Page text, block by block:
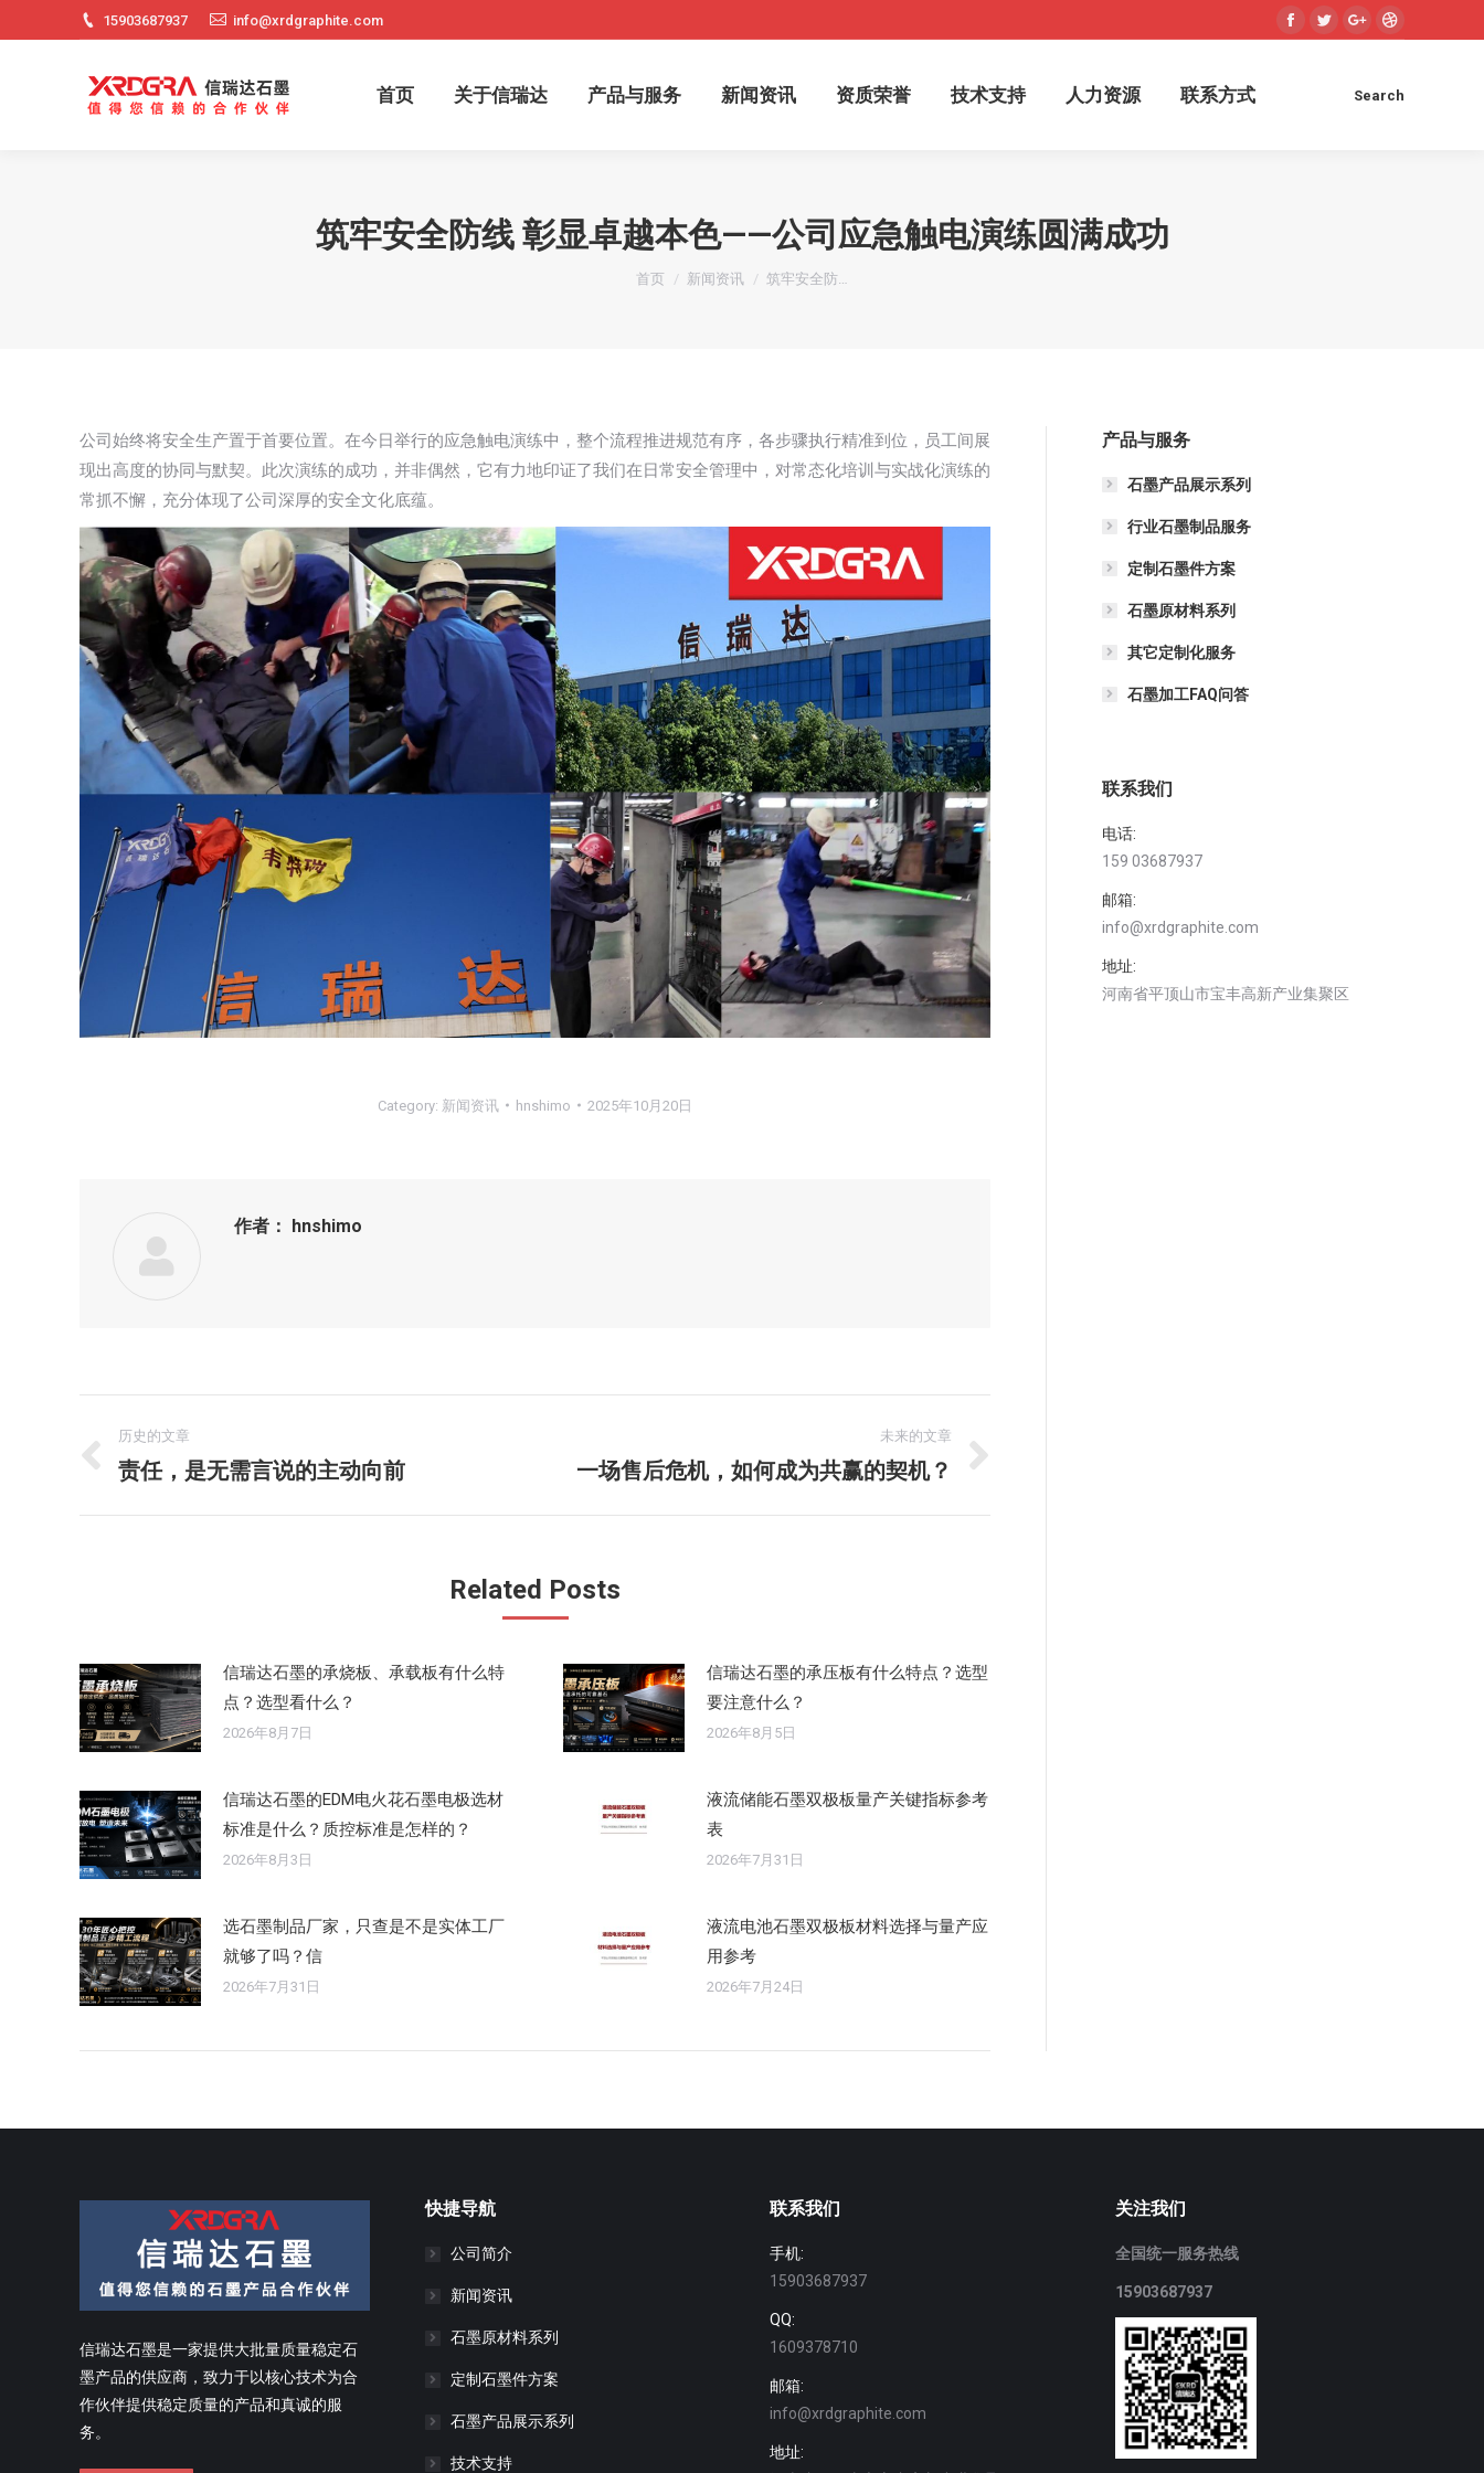
15903687937 info@xrdgraphite.com
Facebook
TwitterGoogle+Dribbble
首页 关于信瑞达 产品与服务 新闻资讯 资质荣誉 技术支持 人力资源 联系方式 Search:
Search
筑牢安全防线 彰显卓越本色——公司应急触电演练圆满成功
您在这里：
首页 新闻资讯 筑牢安全防…
公司始终将安全生产置于首要位置。在今日举行的应急触电演练中，整个流程推进规范有序，各步骤执行精准到位，员工间展
现出高度的协同与默契。此次演练的成功，并非偶然，它有力地印证了我们在日常安全管理中，对常态化培训与实战化演练的
常抓不懈，充分体现了公司深厚的安全文化底蕴。
Category: 新闻资讯 hnshimo 2025年10月20日
作者： hnshimo
章
导
历史的文章
历
责任，是无需言说的主动向前
未来的文章
未
章：
一场售后危机，如何成为共赢的契机？
Related Posts
信瑞达石墨的承烧板、承载板有什么特
点？选型看什么？
2026年8月7日
信瑞达石墨的承压板有什么特点？选型
要注意什么？
2026年8月5日
信瑞达石墨的EDM电火花石墨电极选材
标准是什么？质控标准是怎样的？
2026年8月3日
液流储能石墨双极板量产关键指标参考
表
2026年7月31日
选石墨制品厂家，只查是不是实体工厂
就够了吗？信
2026年7月31日
液流电池石墨双极板材料选择与量产应
用参考
2026年7月24日
产品与服务
石墨产品展示系列
行业石墨制品服务
定制石墨件方案
石墨原材料系列
其它定制化服务
石墨加工FAQ问答
联系我们
电话:
159 03687937
邮箱:
info@xrdgraphite.com
地址:
河南省平顶山市宝丰高新产业集聚区
信瑞达石墨是一家提供大批量质量稳定石
墨产品的供应商，致力于以核心技术为合
作伙伴提供稳定质量的产品和真诚的服
务。
快捷导航
公司简介
新闻资讯
石墨原材料系列
定制石墨件方案
石墨产品展示系列
技术支持
联系我们
手机:
15903687937
QQ:
1609378710
邮箱:
info@xrdgraphite.com
地址:
关注我们
全国统一服务热线
15903687937
首页 关于信瑞达 产品与服务 新闻资讯 资质荣誉 技术支持 人力资源 联系方式 Search:
Search